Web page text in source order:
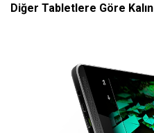
Diğer Tabletlere Göre Kalın